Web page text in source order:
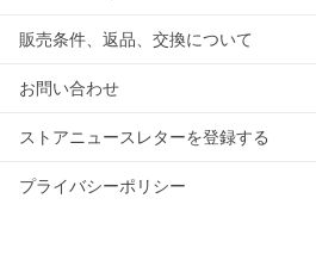
販売条件、返品、交換について
お問い合わせ
ストアニュースレターを登録する
プライバシーポリシー